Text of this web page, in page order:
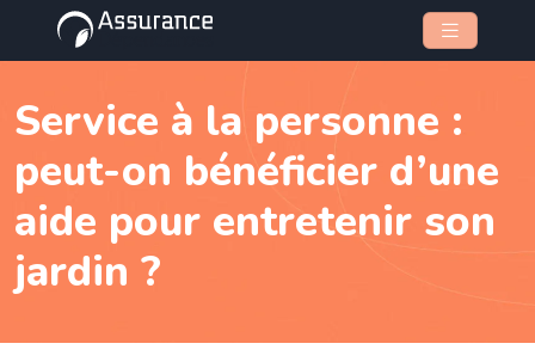
Service à la personne :
peut-on bénéficier d’une
aide pour entretenir son
jardin ?